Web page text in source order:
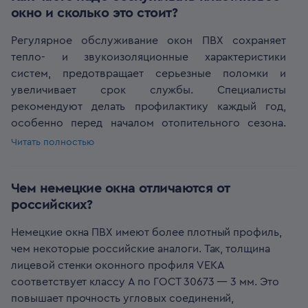
окон ПВХ поможет грамотный монтаж и регулярное
профилактическое обслуживание.
энергоэффективные, противовзломные, с защитой
консультирует по выбору и заказу оконных систем;
имеет сертификаты на продукцию и
комплектующие;
сотрудничает с сертифицированными
дистрибьюторами;
предоставляет гарантию на конструкции и
сервисные услуги
Существует разница между компаниями,
занимающимися непосредственным производством
профильных систем или фурнитуры и
организациями по выпуску пластиковых окон.
Поэтому прежде чем выбрать производителя окон
стоит понять, производит ли фирма профили и
комплектующие, или же специализируется
окно и сколько это стоит?
Регулярное обслуживание окон ПВХ сохраняет
тепло- и звукоизоляционные характеристики
систем, предотвращает серьезные поломки и
увеличивает срок службы. Специалисты
рекомендуют делать профилактику каждый год,
особенно перед началом отопительного сезона.
Стоимость обслуживания зависит от тарифов
проверку целостности рам и стеклопакетов;
контроль герметичности сопряжения рам и
регулировку створок по наклону и высоте;
осмотр уплотнителей створок, а также их замена
при необходимости;
очистку, смазку, регулировку петель и замков.
В процессе обслуживания окон ПВХ могут
Читать полностью
Чем немецкие окна отличаются от
российских?
Немецкие окна ПВХ имеют более плотный профиль,
чем некоторые российские аналоги. Так, толщина
лицевой стенки оконного профиля VEKA
соответствует классу A по ГОСТ 30673 — 3 мм. Это
повышает прочность угловых соединений,